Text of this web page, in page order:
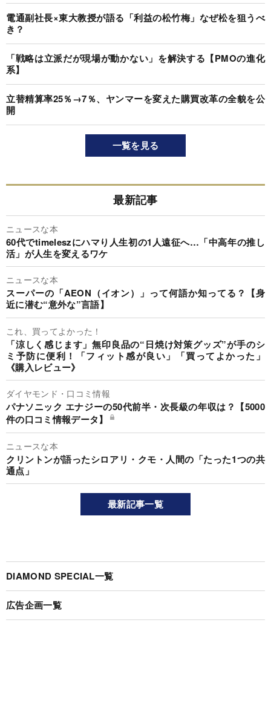
電通副社長×東大教授が語る「利益の松竹梅」なぜ松を狙うべ
き？
「戦略は立派だが現場が動かない」を解決する【PMOの進化
系】
立替精算率25％→7％、ヤンマーを変えた購買改革の全貌を公
開
一覧を見る
最新記事
ニュースな本
60代でtimeleszにハマり人生初の1人遠征へ…「中高年の推し
活」が人生を変えるワケ
ニュースな本
スーパーの「AEON（イオン）」って何語か知ってる？【身
近に潜む“意外な”言語】
これ、買ってよかった！
「涼しく感じます」無印良品の“日焼け対策グッズ”が手のシ
ミ予防に便利！「フィット感が良い」「買ってよかった」
《購入レビュー》
ダイヤモンド・口コミ情報
パナソニック エナジーの50代前半・次長級の年収は？【5000
件の口コミ情報データ】
ニュースな本
クリントンが語ったシロアリ・クモ・人間の「たった1つの共
通点」
最新記事一覧
DIAMOND SPECIAL一覧
広告企画一覧